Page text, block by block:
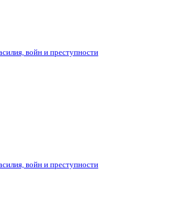
войн и преступности
войн и преступности